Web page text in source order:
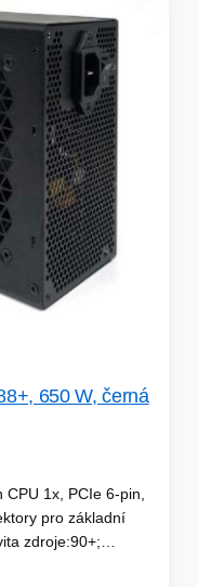
650 W, černá
1x, PCIe 6-pin,
pro základní
zdroje:90+;